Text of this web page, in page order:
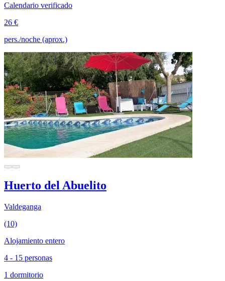
Calendario verificado
26 €
pers./noche (aprox.)
Huerto del Abuelito
Valdeganga
(10)
Alojamiento entero
4 - 15 personas
1 dormitorio